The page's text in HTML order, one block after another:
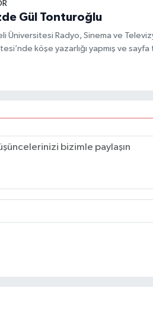
Gül Tonturoğlu
Üniversitesi Radyo, Sinema ve
köşe yazarlığı yapmış ve sayfa